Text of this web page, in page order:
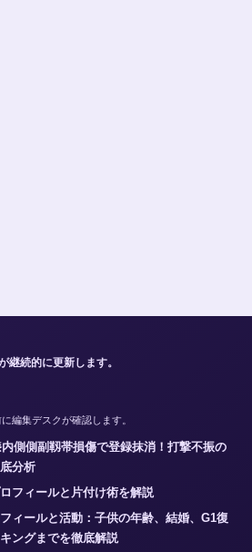
続的に更新します。
編集デスクが確認します。
側側副靱帯損傷で登録抹消！打撃不振の
分析
フィールと片付け術を解説
ィールと活動：子供の年齢、結婚、G1復
ングまでを徹底解説